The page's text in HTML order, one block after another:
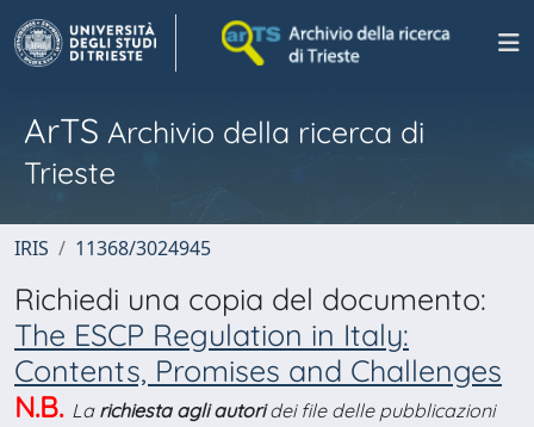
ArTS Archivio della ricerca di
Trieste
IRIS 11368/3024945
Richiedi una copia del documento:
The ESCP Regulation in Italy:
Contents, Promises and Challenges
N.B. La richiesta agli autoridei file delle pubblicazioni